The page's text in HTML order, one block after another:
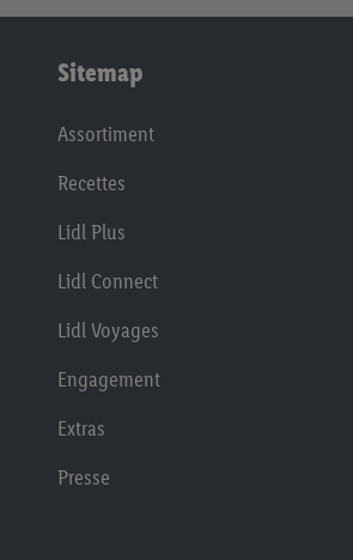
Sitemap
Assortiment
Recettes
Lidl Plus
Lidl Connect
Lidl Voyages
Engagement
Extras
Presse